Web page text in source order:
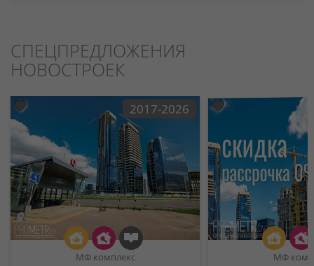
СПЕЦПРЕДЛОЖЕНИЯ
НОВОСТРОЕК
2017-2026
МФ комплекс МФ